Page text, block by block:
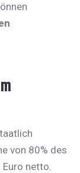
von 80% des
netto.